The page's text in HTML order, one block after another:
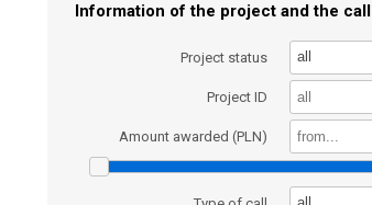
Information of the project and the call
Project status all
Project ID
Amount awarded (PLN)